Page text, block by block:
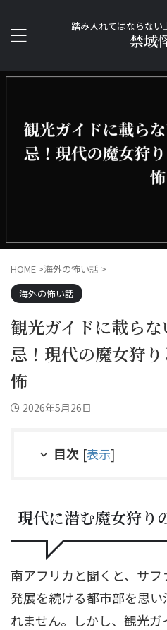
踏み入れてはならない
禁域
HOME >海外の怖い話 >
海外の怖い話
観光ガイドに載ら
忌！現代の魔女狩
怖
2026年5月26日
目次 [表示]
現代に潜む魔女狩り
南アフリカと聞くと、サ
発展を続ける都市部を思
れません。しかし、観光